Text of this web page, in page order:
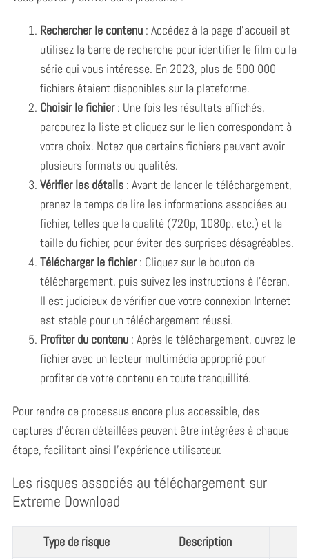
Rechercher le contenu: Accédez à la page d’accueil et
utilisez la barre de recherche pour identifier le film ou la
série qui vous intéresse. En 2023, plus de 500 000
fichiers étaient disponibles sur la plateforme.
Choisir le fichier: Une fois les résultats affichés,
parcourez la liste et cliquez sur le lien correspondant à
votre choix. Notez que certains fichiers peuvent avoir
plusieurs formats ou qualités.
Vérifier les détails: Avant de lancer le téléchargement,
prenez le temps de lire les informations associées au
fichier, telles que la qualité (720p, 1080p, etc.) et la
taille du fichier, pour éviter des surprises désagréables.
Télécharger le fichier: Cliquez sur le bouton de
téléchargement, puis suivez les instructions à l’écran.
Il est judicieux de vérifier que votre connexion Internet
est stable pour un téléchargement réussi.
Profiter du contenu: Après le téléchargement, ouvrez le
fichier avec un lecteur multimédia approprié pour
profiter de votre contenu en toute tranquillité.
Pour rendre ce processus encore plus accessible, des
captures d’écran détaillées peuvent être intégrées à chaque
étape, facilitant ainsi l’expérience utilisateur.
Les risques associés au téléchargement sur
Extreme Download
Type de risque Description